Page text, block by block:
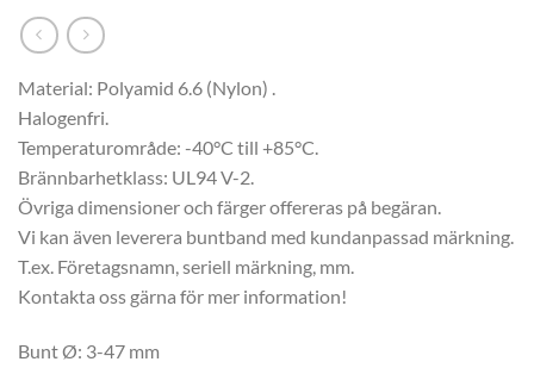
Material: Polyamid 6.6 (Nylon) .
Halogenfri.
Temperaturområde: -40°C till +85°C.
Brännbarhetklass: UL94 V-2.
Övriga dimensioner och färger offereras på begäran.
Vi kan även leverera buntband med kundanpassad märkning.
T.ex. Företagsnamn, seriell märkning, mm.
Kontakta oss gärna för mer information!
Bunt Ø: 3-47 mm